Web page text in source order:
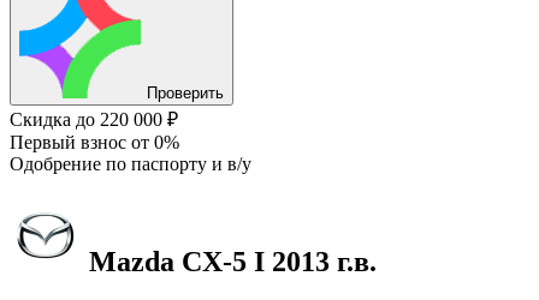
Проверить
Скидка до 220 000 ₽
Первый взнос от 0%
Одобрение по паспорту и в/у
Mazda CX-5 I 2013 г.в.